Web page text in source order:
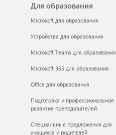
Для образования
Microsoft для образования
Устройства для образования
Microsoft Teams для образования
Microsoft 365 для образования
Office для образования
Подготовка и профессиональное
развитие преподавателей
Специальные предложения для
учащихся и родителей